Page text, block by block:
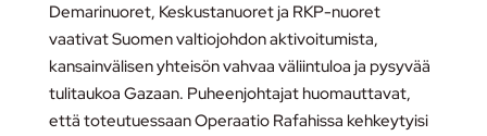
Demarinuoret, Keskustanuoret ja RKP-nuoret
vaativat Suomen valtiojohdon aktivoitumista,
kansainvälisen yhteisön vahvaa väliintuloa ja pysyvää
tulitaukoa Gazaan. Puheenjohtajat huomauttavat,
että toteutuessaan Operaatio Rafahissa kehkeytyisi